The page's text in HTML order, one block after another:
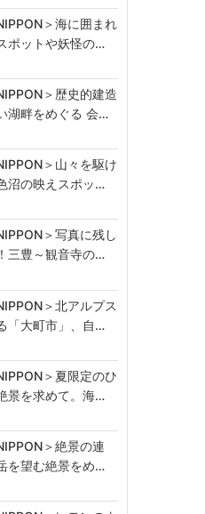
＞海に囲まれ
ポットや妖怪の…
＞歴史的建造
湖畔をめぐる 会…
＞山々を駆け
沼の映えスポッ…
＞写真に残し
三豊～観音寺の…
＞北アルプス
「大町市」、自…
＞夏限定のひ
景を求めて。海…
＞絶景の連
を望む絶景をめ…